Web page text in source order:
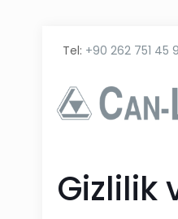
Tel: +90 262 751 45
Gizlilik